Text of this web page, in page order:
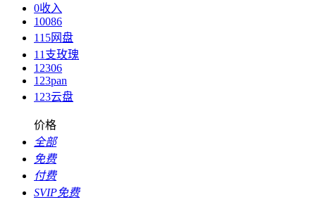
0收入
10086
115网盘
11支玫瑰
12306
123pan
123云盘
价格
全部
免费
付费
SVIP免费